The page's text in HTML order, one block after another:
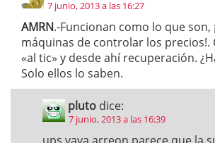
7 junio, 2013 a las 16:27
AMRN.-Funcionan como lo que son,
máquinas de controlar los precios!.
«al tic» y desde ahí recuperación.
Solo ellos lo saben.
pluto dice:
7 junio, 2013 a las 16:39